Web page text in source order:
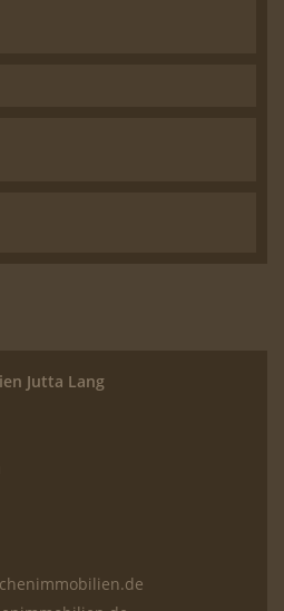
Jutta Lang